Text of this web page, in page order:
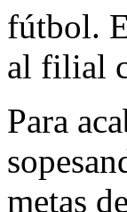
fútbol.
al filial
Para
metas